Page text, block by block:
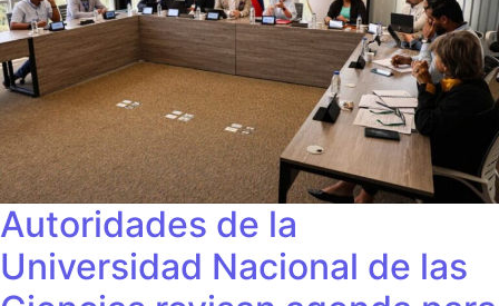
Autoridades de la
Universidad Nacional de las